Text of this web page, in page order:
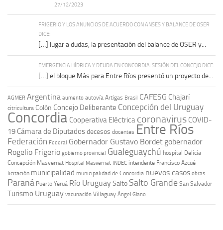
27/12/2023
FRIGERIO Y LOS ANUNCIOS DE ACUERDO CON ANSES Y BALANCE DE OSER
DICE:
[…] lugar a dudas, la presentación del balance de OSER y...
EMERGENCIA HÍDRICA Y DEUDA EN CONCORDIA: SESIÓN DEL CONCEJO DICE:
[…] el bloque Más para Entre Ríos presentó un proyecto de...
AGMER Argentina aumento autovía Artigas Brasil CAFESG Chajarí
citricultura Colón Concejo Deliberante Concepción del Uruguay
Concordia Cooperativa Eléctrica coronavirus COVID-
19 Cámara de Diputadosdecesos docentes Entre Ríos
Federación Federal Gobernador Gustavo Bordet gobernador
Rogelio Frigerio gobierno provincial Gualeguaychú hospital Delicia
Concepción Masvernat Hospital Masvernat INDEC intendente Francisco Azcué
licitación municipalidad municipalidad de Concordia nuevos casos obras
Paraná Puerto Yeruá Río UruguaySalto Salto Grande San Salvador
Turismo Uruguay vacunación Villaguay Ángel Giano